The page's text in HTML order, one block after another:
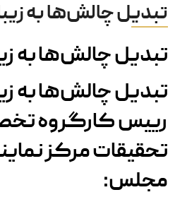
تبدیل چالش‌ها به
تبدیل چالش‌ها به
تبدیل چالش‌ها به
رییس کارگروه
تحقیقات مرکز
مجلس: